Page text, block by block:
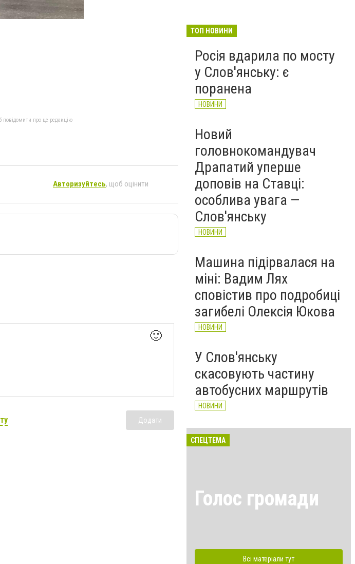
повідомити про це редакцію
Авторизуйтесь, щоб оцінити
🙂
Додати
(посмертно)
ТОП НОВИНИ
Росія вдарила по мосту
у Слов'янську: є
поранена
НОВИНИ
Новий
головнокомандувач
Драпатий уперше
доповів на Ставці:
особлива увага —
Слов'янську
НОВИНИ
Машина підірвалася на
міні: Вадим Лях
сповістив про подробиці
загибелі Олексія Юкова
НОВИНИ
У Слов'янську
скасовують частину
автобусних маршрутів
НОВИНИ
СПЕЦТЕМА
Голос громади
Всі матеріали тут